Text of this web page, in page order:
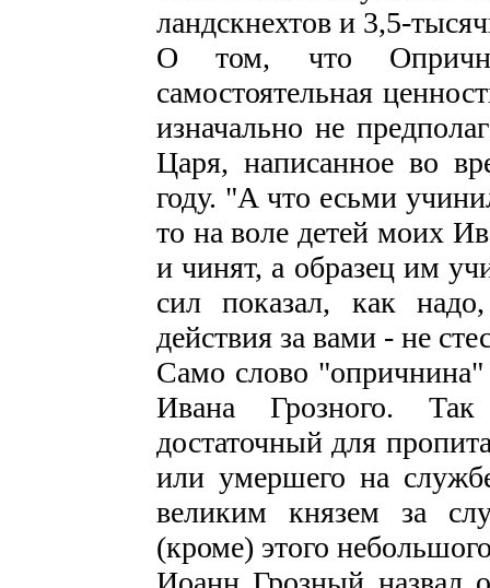
ландскнехтов и 3,5-
О том, что
самостоятельная
изначально не
Царя, написанное во
году. "А что есьми
то на воле детей моих
и чинят, а образец им
сил показал, как
действия за вами - не
Само слово "опричнина"
Ивана Грозного. Так
достаточный для
или умершего на
великим князем за
(кроме) этого